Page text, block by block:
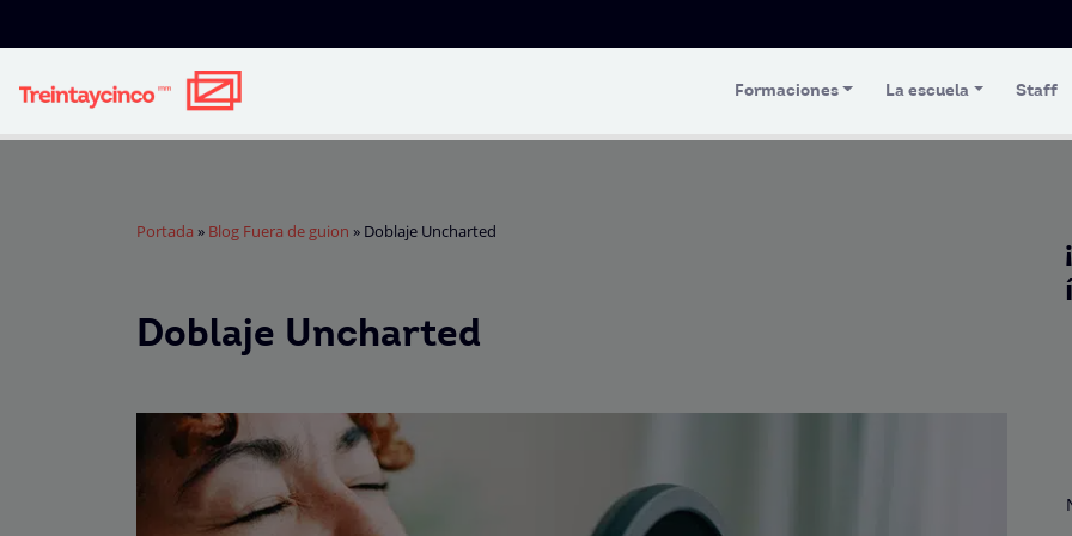
Formaciones La escuela Staff
Portada » Blog Fuera de guion » Doblaje Uncharted
Doblaje Uncharted